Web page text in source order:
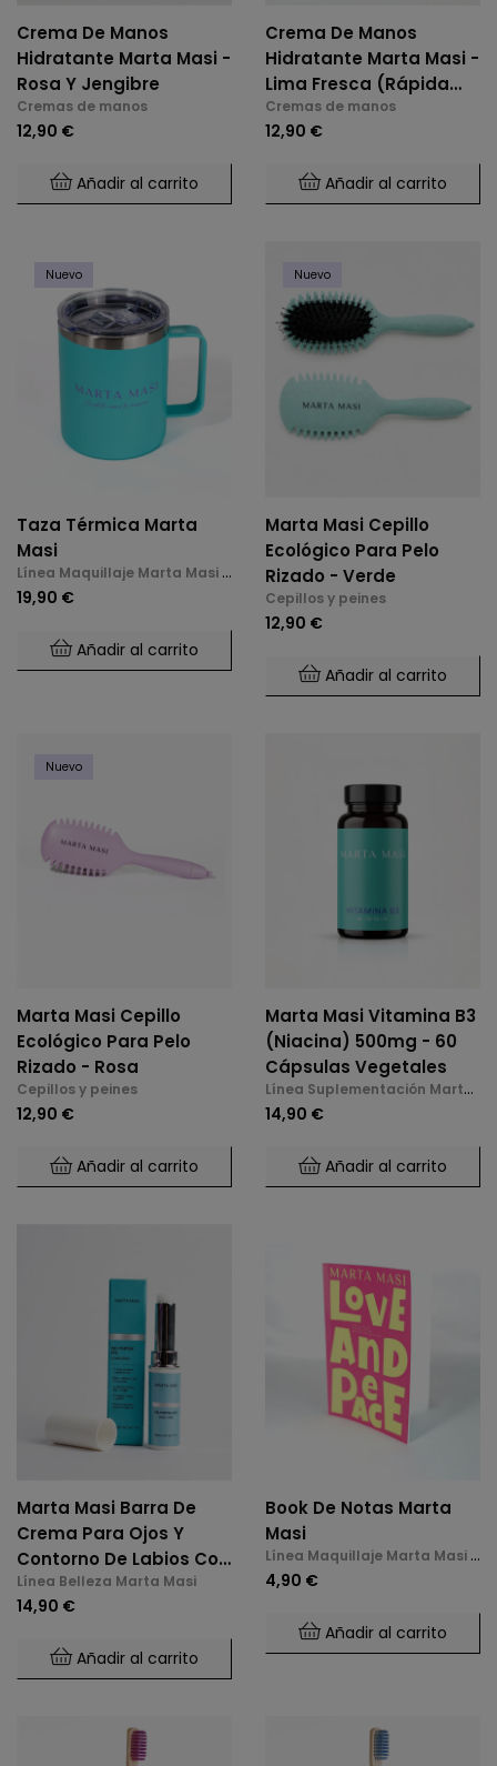
Crema De Manos
Hidratante Marta Masi -
Rosa Y Jengibre
Cremas de manos
12,90 €
Añadir al carrito
Crema De Manos
Hidratante Marta Masi -
Lima Fresca (Rápida
Absorción)
Cremas de manos
12,90 €
Añadir al carrito
Nuevo
Taza Térmica Marta
Masi
Línea Maquillaje Marta Masi y
Accesorios
19,90 €
Añadir al carrito
Nuevo
Marta Masi Cepillo
Ecológico Para Pelo
Rizado - Verde
Cepillos y peines
12,90 €
Añadir al carrito
Nuevo
Marta Masi Cepillo
Ecológico Para Pelo
Rizado - Rosa
Cepillos y peines
12,90 €
Añadir al carrito
Marta Masi Vitamina B3
(Niacina) 500mg - 60
Cápsulas Vegetales
Línea Suplementación Marta
Masi
14,90 €
Añadir al carrito
Marta Masi Barra De
Crema Para Ojos Y
Contorno De Labios Con
Polipéptidos (3g)
Línea Belleza Marta Masi
14,90 €
Añadir al carrito
Book De Notas Marta
Masi
Línea Maquillaje Marta Masi y
Accesorios
4,90 €
Añadir al carrito